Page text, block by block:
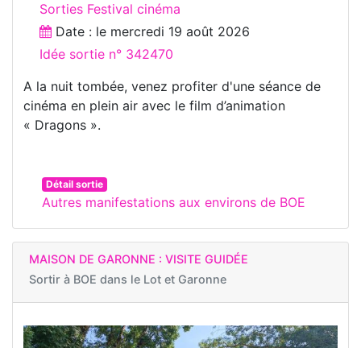
Sorties Festival cinéma
Date : le mercredi 19 août 2026
Idée sortie n° 342470
A la nuit tombée, venez profiter d'une séance de
cinéma en plein air avec le film d’animation
« Dragons ».
Détail sortie
Autres manifestations aux environs de BOE
MAISON DE GARONNE : VISITE GUIDÉE
Sortir à BOE dans le Lot et Garonne